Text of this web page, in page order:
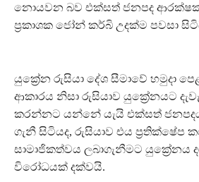
නොයවන බව එක්සත් ජනපද ආරක්ෂක
ප්‍රකාශක ජෝන් කර්බි උදක්ම පවසා
යුක්‍රේන රුසියා දේශ සීමාවේ හමුදා
ආකාරය නිසා රුසියාව යුක්‍රේනයට
කරන්නට යන්නේ යැයි එක්සත්
ගැනී සිටියද, රුසියාව එය
සාමාජිකත්වය ලබාගැනීමට යුක්‍රේනය
විරෝධයක් දක්වයි.